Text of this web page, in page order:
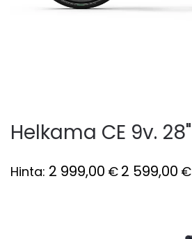
Helkama CE 9v. 28"
Hinta: 2 999,00 € 2 599,00 €